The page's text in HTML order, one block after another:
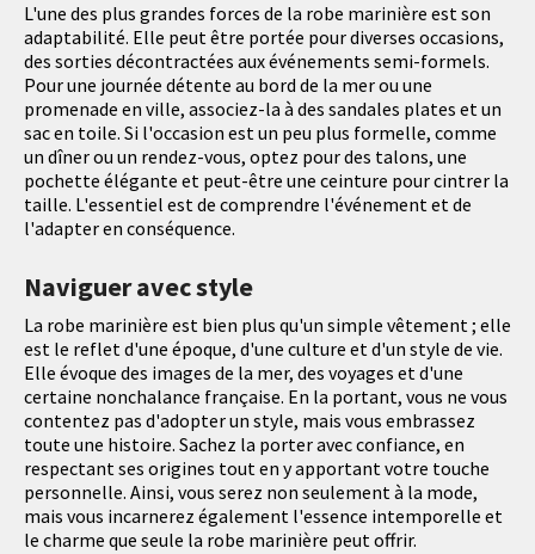
L'une des plus grandes forces de la robe marinière est son
adaptabilité. Elle peut être portée pour diverses occasions,
des sorties décontractées aux événements semi-formels.
Pour une journée détente au bord de la mer ou une
promenade en ville, associez-la à des sandales plates et un
sac en toile. Si l'occasion est un peu plus formelle, comme
un dîner ou un rendez-vous, optez pour des talons, une
pochette élégante et peut-être une ceinture pour cintrer la
taille. L'essentiel est de comprendre l'événement et de
l'adapter en conséquence.
Naviguer avec style
La robe marinière est bien plus qu'un simple vêtement ; elle
est le reflet d'une époque, d'une culture et d'un style de vie.
Elle évoque des images de la mer, des voyages et d'une
certaine nonchalance française. En la portant, vous ne vous
contentez pas d'adopter un style, mais vous embrassez
toute une histoire. Sachez la porter avec confiance, en
respectant ses origines tout en y apportant votre touche
personnelle. Ainsi, vous serez non seulement à la mode,
mais vous incarnerez également l'essence intemporelle et
le charme que seule la robe marinière peut offrir.